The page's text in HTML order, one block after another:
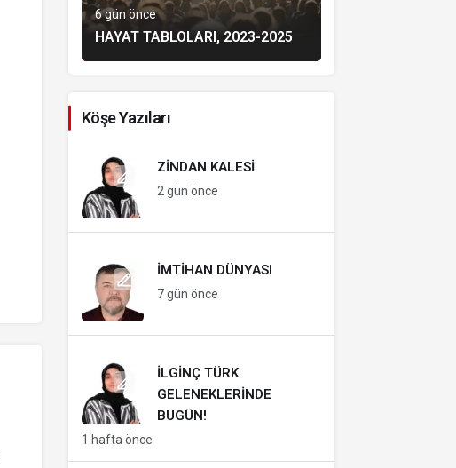
6 gün önce
HAYAT TABLOLARI, 2023-2025
Köşe Yazıları
ZINDAN KALESI
2 gün önce
İMTIHAN DÜNYASI
7 gün önce
İLGINÇ TÜRK
GELENEKLERINDE
BUGÜN!
1 hafta önce